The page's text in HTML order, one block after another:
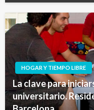
HOGAR Y TIEMPO LIBRE
La clave para
universitario.